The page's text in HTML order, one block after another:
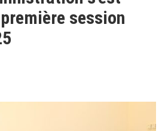
session